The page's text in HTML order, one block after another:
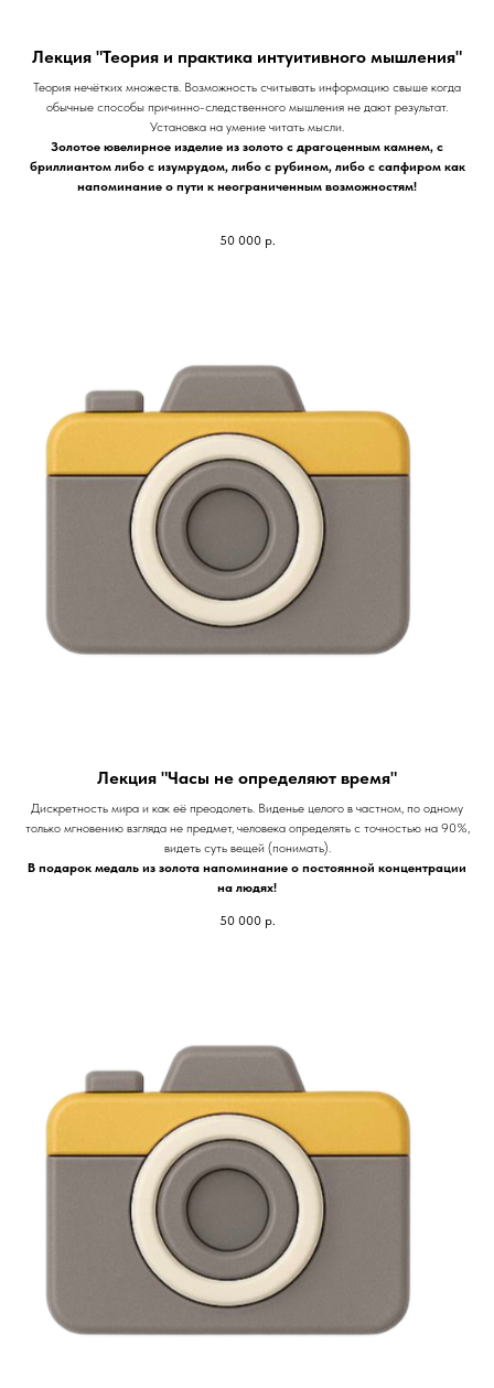
Лекция "Теория и практика интуитивного мышления"
Теория нечётких множеств. Возможность считывать информацию свыше когда
обычные способы причинно-следственного мышления не дают результат.
Установка на умение читать мысли.
Золотое ювелирное изделие из золото с драгоценным камнем, с
бриллиантом либо с изумрудом, либо с рубином, либо с сапфиром как
напоминание о пути к неограниченным возможностям!
50 000 р.
Лекция "Часы не определяют время"
Дискретность мира и как её преодолеть. Виденье целого в частном, по одному
только мгновению взгляда не предмет, человека определять с точностью на 90%,
видеть суть вещей (понимать).
В подарок медаль из золота напоминание о постоянной концентрации
на людях!
50 000 р.